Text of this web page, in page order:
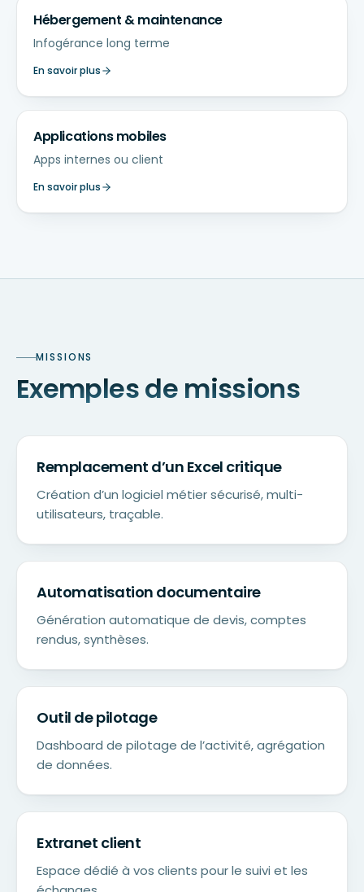
Hébergement & maintenance
Infogérance long terme
En savoir plus
Applications mobiles
Apps internes ou client
En savoir plus
MISSIONS
Exemples de missions
Remplacement d’un Excel critique
Création d’un logiciel métier sécurisé, multi-
utilisateurs, traçable.
Automatisation documentaire
Génération automatique de devis, comptes
rendus, synthèses.
Outil de pilotage
Dashboard de pilotage de l’activité, agrégation
de données.
Extranet client
Espace dédié à vos clients pour le suivi et les